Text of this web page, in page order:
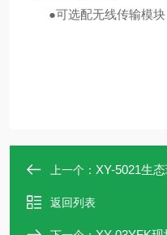
●可选配无线传输模
上一个： XY-5021生态环
返回列表